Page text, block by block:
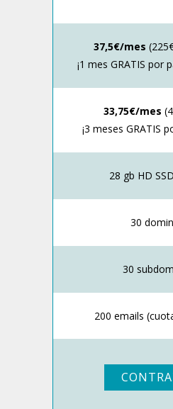
37,5€/mes
¡1 mes GRATIS por
33,75€/mes
¡3 meses GRATIS
28 gb HD
30
30
200 emails